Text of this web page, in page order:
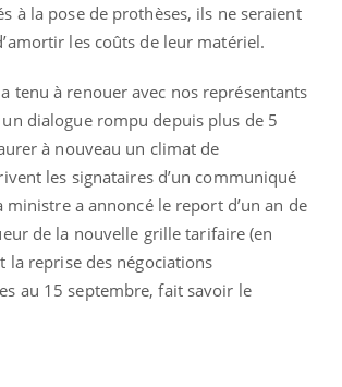
à la pose de prothèses, ils ne seraient
les coûts de leur matériel.
tenu à renouer avec nos représentants
dialogue rompu depuis plus de 5
à nouveau un climat de
les signataires d’un communiqué
ministre a annoncé le report d’un an de
de la nouvelle grille tarifaire (en
la reprise des négociations
au 15 septembre, fait savoir le